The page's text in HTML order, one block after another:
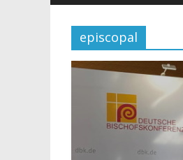
episcopal